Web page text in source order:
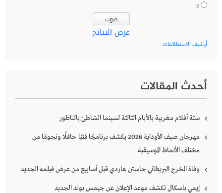
لا
عرض النتائج
أرشيف الاستطلاعات
أحدث المقالات
ستة أفلام مغربية بالأيام الثالثة لسينما الشاطئ بالناظور
مهرجان صيف الأوداية 2026 يكشف برنامجًا فنيًا حافلًا ونجومًا من
مختلف الأنماط الموسيقية
وفاة المخرج البريطاني جاستن هاردي قبل أسابيع من عرض فيلمه الجديد
إيمي باسكال تكشف موعد الإعلان عن جيمس بوند الجديد